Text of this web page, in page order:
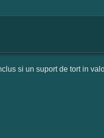
si un suport de tort in